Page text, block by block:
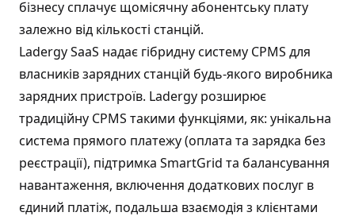
бізнесу сплачує щомісячну абонентську плату
залежно від кількості станцій.
Ladergy SaaS надає гібридну систему CPMS для
власників зарядних станцій будь-якого виробника
зарядних пристроїв. Ladergy розширює
традиційну CPMS такими функціями, як: унікальна
система прямого платежу (оплата та зарядка без
реєстрації), підтримка SmartGrid та балансування
навантаження, включення додаткових послуг в
єдиний платіж, подальша взаємодія з клієнтами